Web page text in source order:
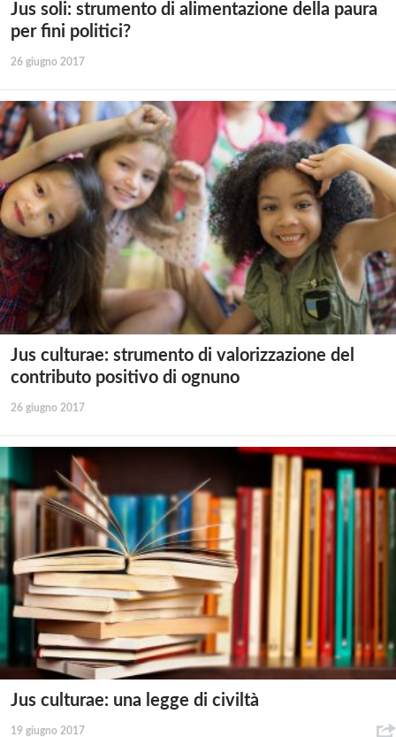
Jus soli: strumento di alimentazione della paura
per fini politici?
26 giugno 2017
Jus culturae: strumento di valorizzazione del
contributo positivo di ognuno
26 giugno 2017
Jus culturae: una legge di civiltà
19 giugno 2017